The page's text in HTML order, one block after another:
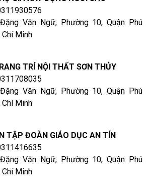
Văn Ngữ, Phường 10, Quận Phú
Chí Minh
TRÍ NỘI THẤT SƠN THỦY
Văn Ngữ, Phường 10, Quận Phú
Chí Minh
TẬP ĐOÀN GIÁO DỤC AN TÍN
Văn Ngữ, Phường 10, Quận Phú
Chí Minh